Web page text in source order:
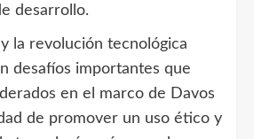
desarrollo.
la revolución tecnológica
desafíos importantes que
en el marco de Davos
de promover un uso ético y